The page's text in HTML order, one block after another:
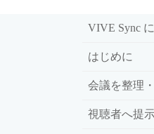
VIVE Sync
はじめに
会議を整理
視聴者へ提